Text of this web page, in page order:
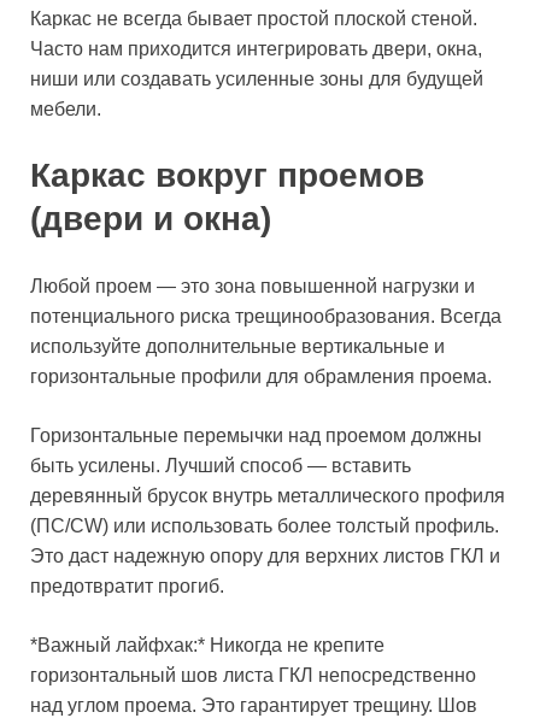
Каркас не всегда бывает простой плоской стеной.
Часто нам приходится интегрировать двери, окна,
ниши или создавать усиленные зоны для будущей
мебели.
Каркас вокруг проемов
(двери и окна)
Любой проем — это зона повышенной нагрузки и
потенциального риска трещинообразования. Всегда
используйте дополнительные вертикальные и
горизонтальные профили для обрамления проема.
Горизонтальные перемычки над проемом должны
быть усилены. Лучший способ — вставить
деревянный брусок внутрь металлического профиля
(ПС/CW) или использовать более толстый профиль.
Это даст надежную опору для верхних листов ГКЛ и
предотвратит прогиб.
*Важный лайфхак:* Никогда не крепите
горизонтальный шов листа ГКЛ непосредственно
над углом проема. Это гарантирует трещину. Шов